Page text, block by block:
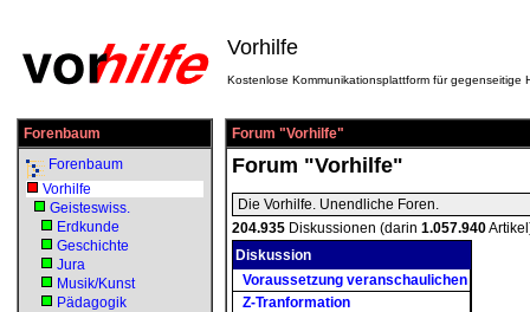
Vorhilfe
Kostenlose Kommunikationsplattform für gegenseitige
Forenbaum
Forenbaum
Vorhilfe
Geisteswiss.
Erdkunde
Geschichte
Jura
Musik/Kunst
Pädagogik
Forum "Vorhilfe"
Forum "Vorhilfe"
Die Vorhilfe. Unendliche Foren.
204.935 Diskussionen (darin 1.057.940
Diskussion
Voraussetzung veranschaulichen
Z-Tranformation